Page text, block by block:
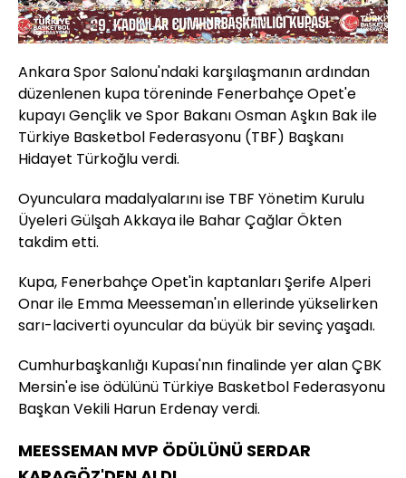
Ankara Spor Salonu'ndaki karşılaşmanın ardından
düzenlenen kupa töreninde Fenerbahçe Opet'e
kupayı Gençlik ve Spor Bakanı Osman Aşkın Bak ile
Türkiye Basketbol Federasyonu (TBF) Başkanı
Hidayet Türkoğlu verdi.
Oyunculara madalyalarını ise TBF Yönetim Kurulu
Üyeleri Gülşah Akkaya ile Bahar Çağlar Ökten
takdim etti.
Kupa, Fenerbahçe Opet'in kaptanları Şerife Alperi
Onar ile Emma Meesseman'ın ellerinde yükselirken
sarı-laciverti oyuncular da büyük bir sevinç yaşadı.
Cumhurbaşkanlığı Kupası'nın finalinde yer alan ÇBK
Mersin'e ise ödülünü Türkiye Basketbol Federasyonu
Başkan Vekili Harun Erdenay verdi.
MEESSEMAN MVP ÖDÜLÜNÜ SERDAR